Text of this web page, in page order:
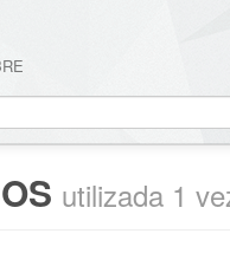
utilizada 1